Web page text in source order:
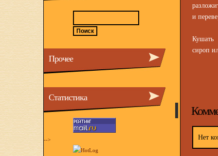
и
Кушать
сироп
Нет
Прочее
Статистика
-->